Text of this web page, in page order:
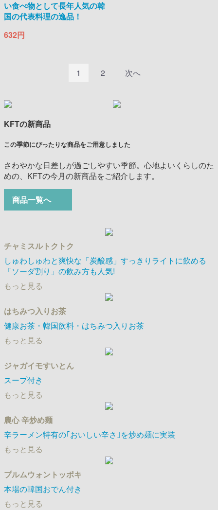
い食べ物として長年人気の韓
国の代表料理の逸品！
632円
1 2 次へ
KFTの新商品
この季節にぴったりな商品をご用意しました
さわやかな日差しが過ごしやすい季節。心地よいくらしのた
めの、KFTの今月の新商品をご紹介します。
商品一覧へ
チャミスルトクトク
しゅわしゅわと爽快な「炭酸感」すっきりライトに飲める
「ソーダ割り」の飲み方も人気!
もっと見る
はちみつ入りお茶
健康お茶・韓国飲料・はちみつ入りお茶
もっと見る
ジャガイモすいとん
スープ付き
もっと見る
農心 辛炒め麺
辛ラーメン特有の｢おいしい辛さ｣を炒め麺に実装
もっと見る
プルムウォントッポキ
本場の韓国おでん付き
もっと見る